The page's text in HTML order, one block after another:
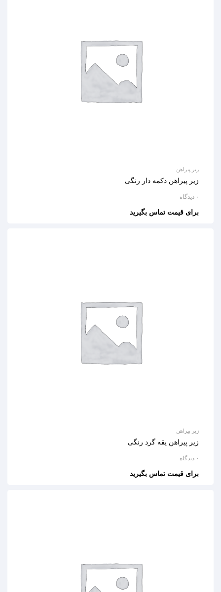
زیر پیراهن
زیر پیراهن دکمه دار رنگی
۰ دیدگاه
برای قیمت تماس بگیرید
زیر پیراهن
زیر پیراهن یقه گرد رنگی
۰ دیدگاه
برای قیمت تماس بگیرید